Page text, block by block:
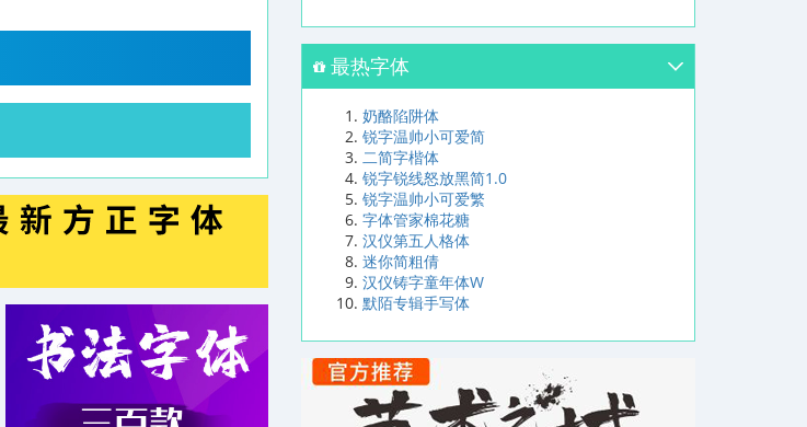
最热字体
奶酪陷阱体
锐字温帅小可爱简
二简字楷体
锐字锐线怒放黑简1.0
锐字温帅小可爱繁
字体管家棉花糖
汉仪第五人格体
迷你简粗倩
汉仪铸字童年体W
默陌专辑手写体